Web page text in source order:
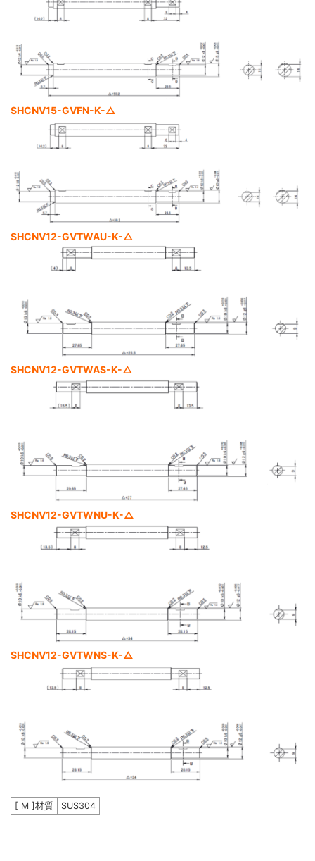
SHCNV15-GVFN-K-△
SHCNV12-GVTWAU-K-△
SHCNV12-GVTWAS-K-△
SHCNV12-GVTWNU-K-△
SHCNV12-GVTWNS-K-△
[ M ]材質 SUS304